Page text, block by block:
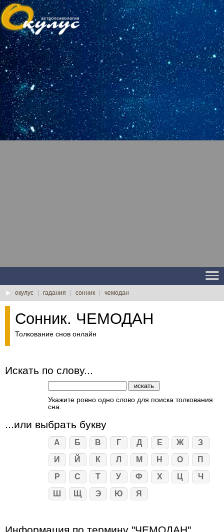
окулус гадания сонник чемодан
Сонник. ЧЕМОДАН
Толкование снов онлайн
Искать по слову...
Укажите ровно одно слово для поиска толкования
сна.
...или выбрать букву
А Б В Г Д Е Ж
З
И
Й К Л М Н О
П
Р
С Т У Ф Х Ц
Ч
Ш
Щ Э Ю Я